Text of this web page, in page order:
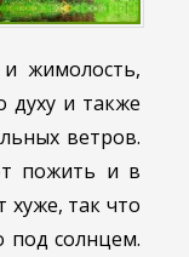
жимолость,
духу и также
ветров.
пожить и в
хуже, так что
под солнцем.